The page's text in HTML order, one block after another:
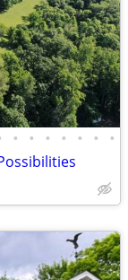
• • • • • • •